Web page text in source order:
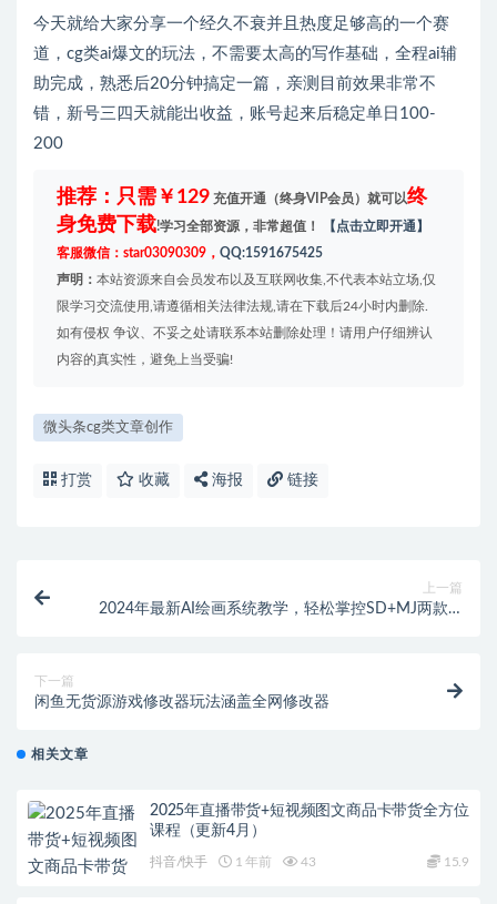
今天就给大家分享一个经久不衰并且热度足够高的一个赛
道，cg类ai爆文的玩法，不需要太高的写作基础，全程ai辅
助完成，熟悉后20分钟搞定一篇，亲测目前效果非常不
错，新号三四天就能出收益，账号起来后稳定单日100-
200
推荐：只需￥129 充值开通（终身VIP会员）就可以终
身免费下载!学习全部资源，非常超值！
【点击立即开通】
客服微信：star03090309， QQ:1591675425
声明： 本站资源来自会员发布以及互联网收集,不代表本站立场,仅
限学习交流使用,请遵循相关法律法规,请在下载后24小时内删除.
如有侵权 争议、不妥之处请联系本站删除处理！请用户仔细辨认
内容的真实性，避免上当受骗!
微头条cg类文章创作
打赏 收藏 海报 链接
上一篇
2024年最新AI绘画系统教学，轻松掌控SD+MJ两款AI
下一篇
闲鱼无货源游戏修改器玩法涵盖全网修改器
相关文章
2025年直播带货+短视频图文商品卡带货全方位
课程（更新4月）
抖音/快手 1 年前 43 15.9